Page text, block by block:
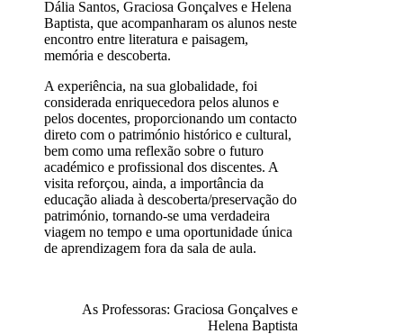
Dália Santos, Graciosa Gonçalves e Helena
Baptista, que acompanharam os alunos neste
encontro entre literatura e paisagem,
memória e descoberta.
A experiência, na sua globalidade, foi
considerada enriquecedora pelos alunos e
pelos docentes, proporcionando um contacto
direto com o património histórico e cultural,
bem como uma reflexão sobre o futuro
académico e profissional dos discentes. A
visita reforçou, ainda, a importância da
educação aliada à descoberta/preservação do
património, tornando-se uma verdadeira
viagem no tempo e uma oportunidade única
de aprendizagem fora da sala de aula.
As Professoras: Graciosa Gonçalves e
Helena Baptista